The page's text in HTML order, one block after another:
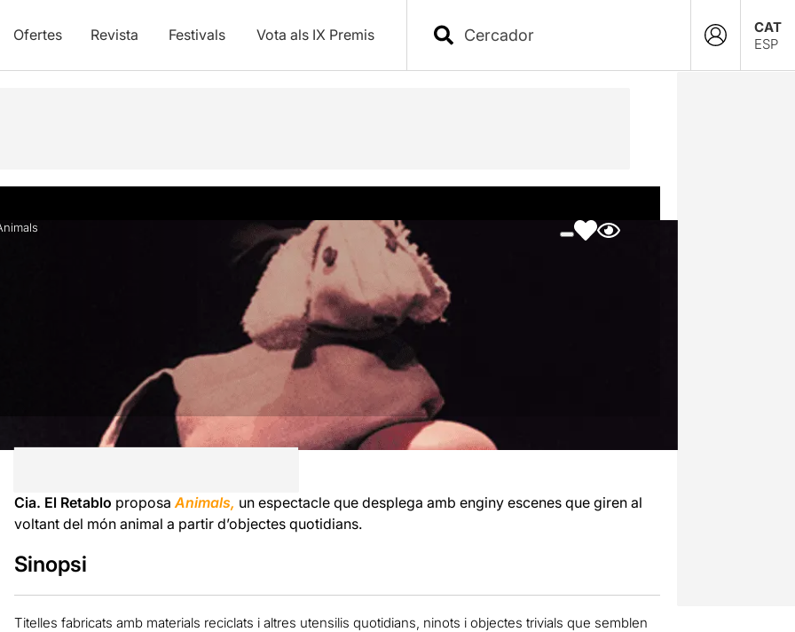
Ofertes Revista Festivals Vota als IX Premis
CAT
ESP
Articles
Cia. El Retablo proposa Animals, un espectacle que desplega amb enginy escenes que giren al
voltant del món animal a partir d’objectes quotidians.
Sinopsi
Titelles fabricats amb materials reciclats i altres utensilis quotidians, ninots i objectes trivials que semblen